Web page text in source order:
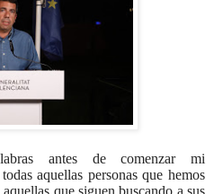
antes de comenzar mi
aquellas personas que hemos
que siguen buscando a sus